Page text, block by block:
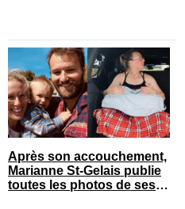
Après son accouchement,
Marianne St-Gelais publie
toutes les photos de ses